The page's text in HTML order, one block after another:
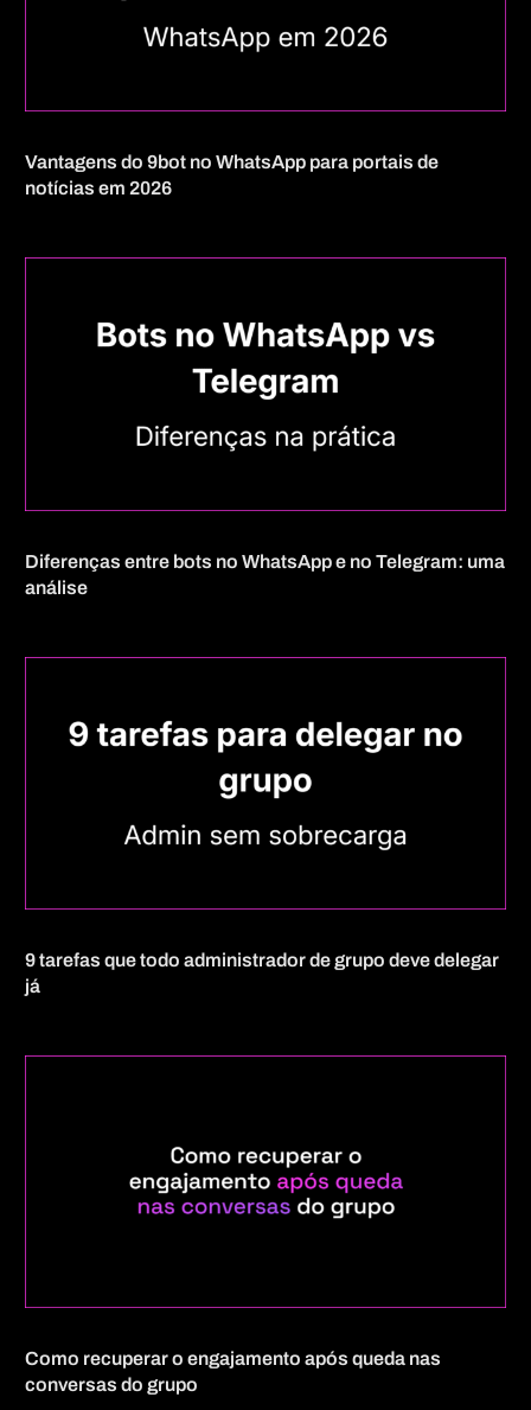
Vantagens do 9bot no WhatsApp para portais de
notícias em 2026
Diferenças entre bots no WhatsApp e no Telegram: uma
análise
9 tarefas que todo administrador de grupo deve delegar
já
Como recuperar o engajamento após queda nas
conversas do grupo